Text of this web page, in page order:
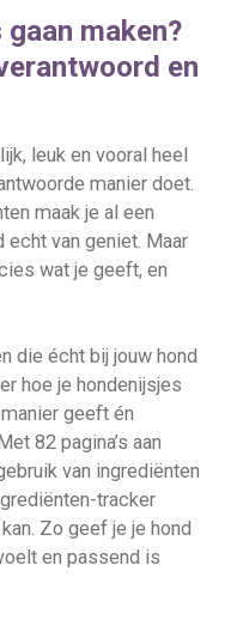
maken?
en
leuk en vooral heel
manier doet.
maak je al een
echt van geniet. Maar
wat je geeft, en
die écht bij jouw hond
hoe je hondenijsjes
geeft én
82 pagina’s aan
van ingrediënten
tracker
Zo geef je je hond
en passend is